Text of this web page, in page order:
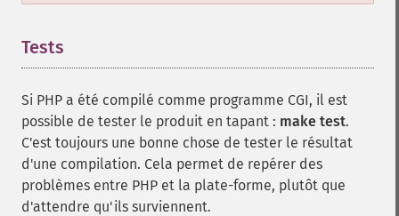
Tests
Si PHP a été compilé comme programme CGI, il est
possible de tester le produit en tapant : make test.
C'est toujours une bonne chose de tester le résultat
d'une compilation. Cela permet de repérer des
problèmes entre PHP et la plate-forme, plutôt que
d'attendre qu'ils surviennent.